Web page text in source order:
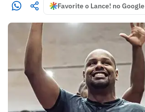
Favorite o Lance! no Google